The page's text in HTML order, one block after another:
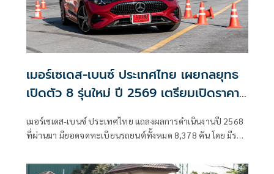
เมอร์เซเดส-เบนซ์ ประเทศไทย เผยกลยุทธ
เปิดตัว 8 รุ่นใหม่ ปี 2569 เตรียมเปิดราคา
เมอร์เซเดส-เบนซ์ ประเทศไทย แถลงผลการดำเนินงานปี 2568
ที่ผ่านมา มียอดจดทะเบียนรถยนต์ทั้งหมด 8,378 คัน โดย มีรถ